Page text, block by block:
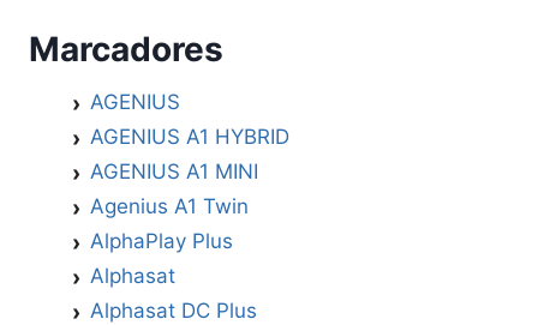
18/03/2025
Marcadores
AGENIUS
AGENIUS A1 HYBRID
AGENIUS A1 MINI
Agenius A1 Twin
AlphaPlay Plus
Alphasat
Alphasat DC Plus